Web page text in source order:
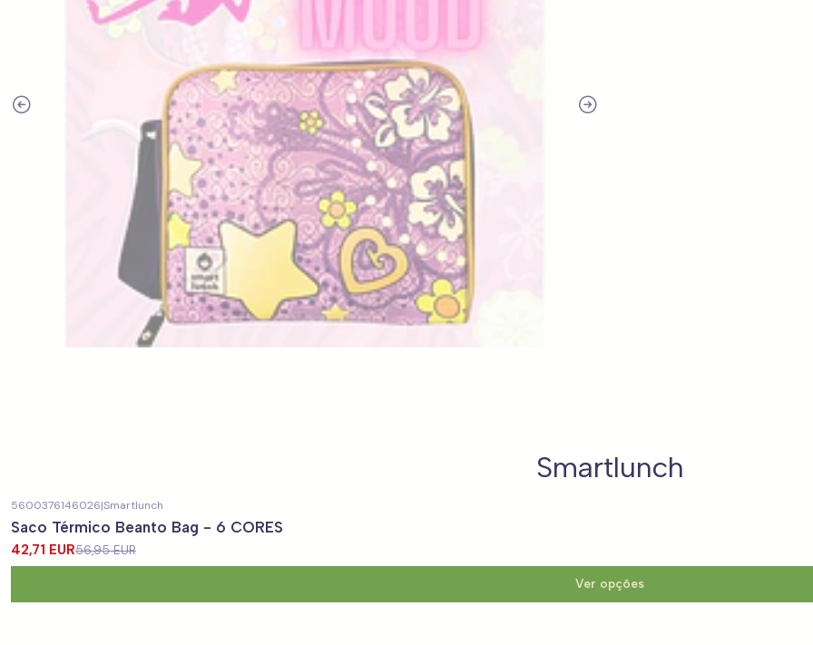
Smartlunch
DESCONTO
5600376146026|Smartlunch
Saco Térmico Beanto Bag - 6 CORES
42,71 EUR56,95 EUR
Ver opções